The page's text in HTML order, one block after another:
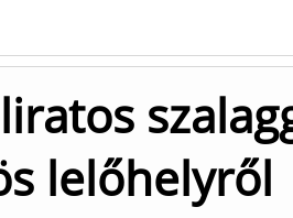
lelőhelyről